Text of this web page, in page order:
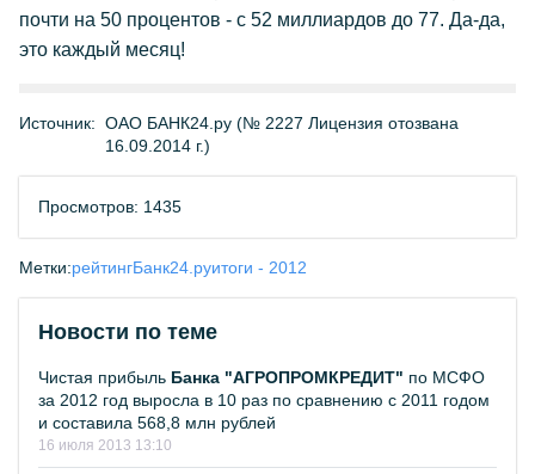
почти на 50 процентов - с 52 миллиардов до 77. Да-да,
это каждый месяц!
Источник: ОАО БАНК24.ру (№ 2227 Лицензия отозвана
16.09.2014 г.)
Просмотров: 1435
Метки:рейтингБанк24.руитоги - 2012
Новости по теме
Чистая прибыль Банка "АГРОПРОМКРЕДИТ" по МСФО
за 2012 год выросла в 10 раз по сравнению с 2011 годом
и составила 568,8 млн рублей
16 июля 2013 13:10